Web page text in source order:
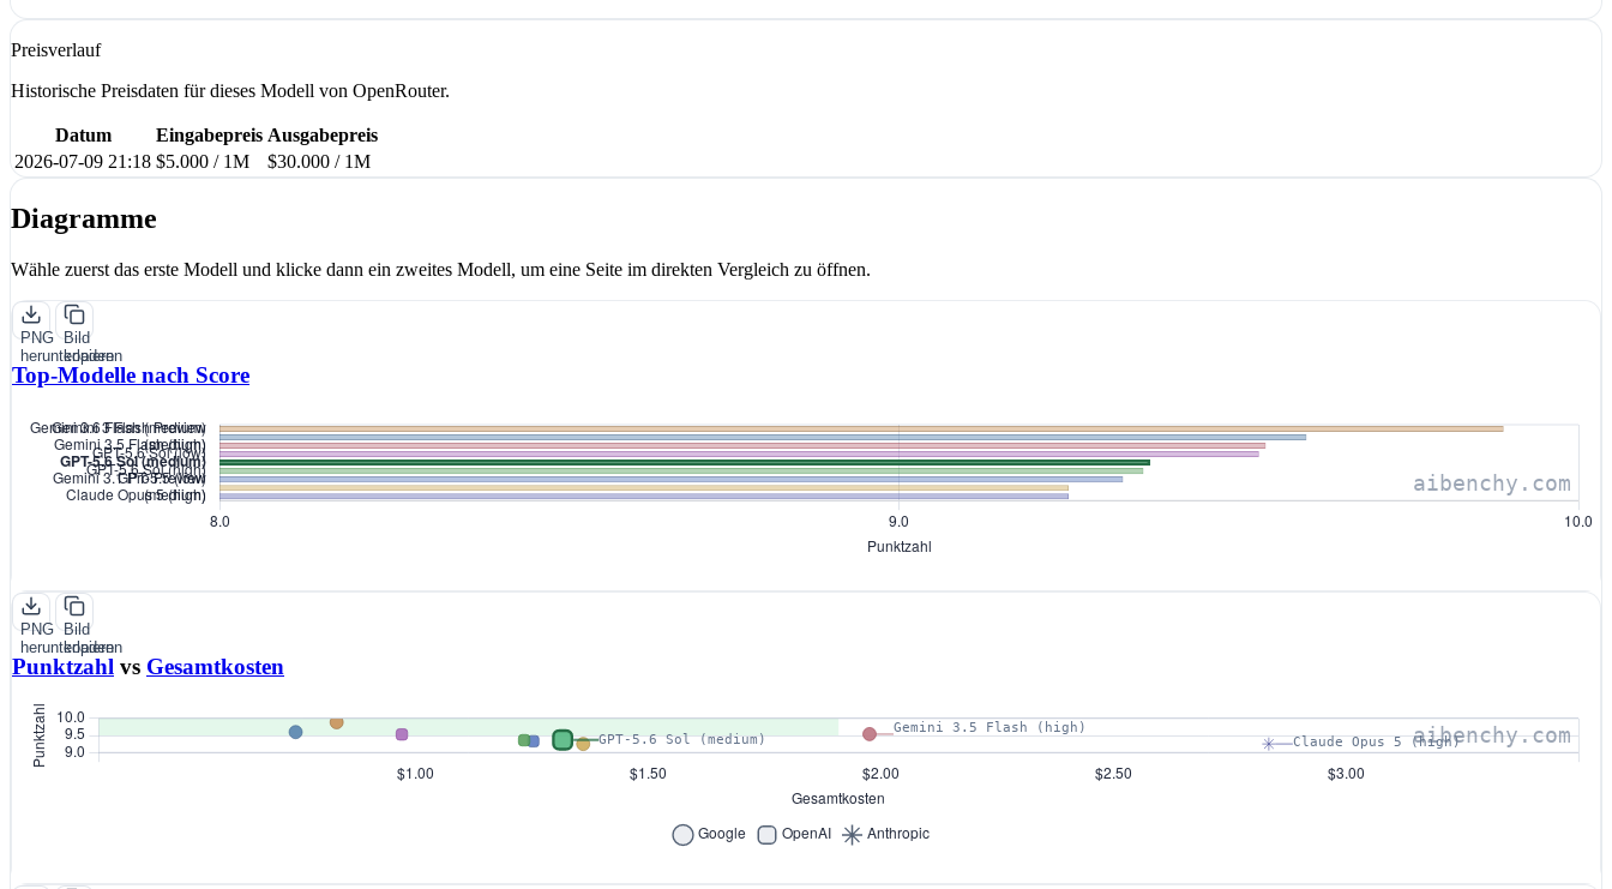
Preisverlauf
Historische Preisdaten für dieses Modell von OpenRouter.
Datum Eingabepreis Ausgabepreis
2026-07-09 21:18 $5.000 / 1M $30.000 / 1M
Diagramme
Wähle zuerst das erste Modell und klicke dann ein zweites Modell, um eine Seite im direkten Vergleich zu öffnen.
PNG
herunterladen
Bild
kopieren
Top-Modelle nach Score
PNG
herunterladen
Bild
kopieren
Punktzahl vs Gesamtkosten